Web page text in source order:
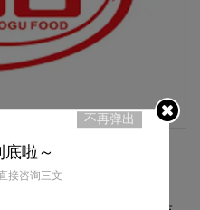
计理念
不再弹出
底啦～
接咨询三文